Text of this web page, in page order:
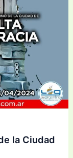
la Ciudad